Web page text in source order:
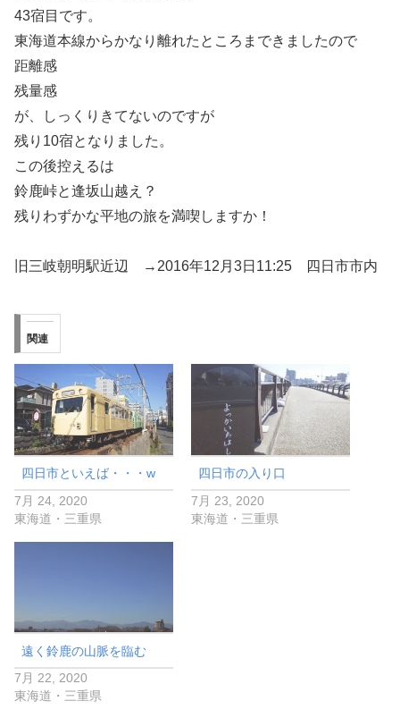
43宿目です。
東海道本線からかなり離れたところまできましたので
距離感
残量感
が、しっくりきてないのですが
残り10宿となりました。
この後控えるは
鈴鹿峠と逢坂山越え？
残りわずかな平地の旅を満喫しますか！
旧三岐朝明駅近辺 →2016年12月3日11:25 四日市市内
関連
四日市といえば・・・w
7月 24, 2020
東海道・三重県
四日市の入り口
7月 23, 2020
東海道・三重県
遠く鈴鹿の山脈を臨む
7月 22, 2020
東海道・三重県